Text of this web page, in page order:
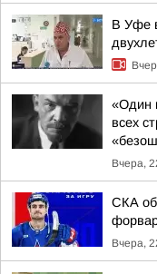
В Уфе
«Один
всех
Вчера,
СКА
Вчера,